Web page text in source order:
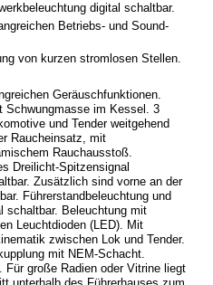
digital schaltbar.
Betriebs- und Sound-
von kurzen stromlosen Stellen.
Geräuschfunktionen.
Schwungmasse im Kessel. 3
und Tender weitgehend
Raucheinsatz, mit
Rauchausstoß.
Dreilicht-Spitzensignal
Zusätzlich sind vorne an der
Führerstandbeleuchtung und
schaltbar. Beleuchtung mit
Leuchtdioden (LED). Mit
zwischen Lok und Tender.
mit NEM-Schacht.
Für große Radien oder Vitrine liegt